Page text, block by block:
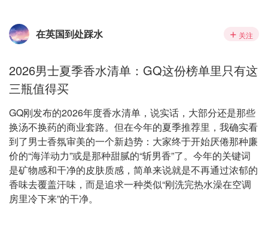
在英国到处踩水 关注
2026男士夏季香水清单：GQ这份榜单里只有这
三瓶值得买
GQ刚发布的2026年度香水清单，说实话，大部分还是那些
换汤不换药的商业套路。但在今年的夏季推荐里，我确实看
到了男士香氛审美的一个新趋势：大家终于开始厌倦那种廉
价的“海洋动力”或是那种甜腻的“斩男香”了。今年的关键词
是矿物感和干净的皮肤质感，简单来说就是不再通过浓郁的
香味去覆盖汗味，而是追求一种类似“刚洗完热水澡在空调
房里冷下来”的干净。